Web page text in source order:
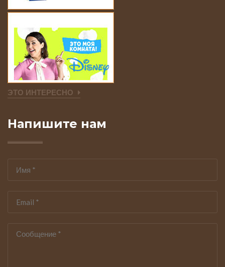
ЭТО ИНТЕРЕСНО
Напишите нам